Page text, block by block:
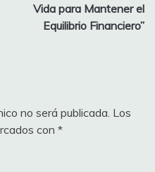
Vida para Mantener el
Equilibrio Financiero”
no será publicada. Los
con *